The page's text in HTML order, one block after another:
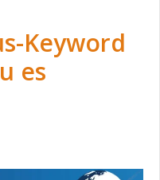
Keyword
es